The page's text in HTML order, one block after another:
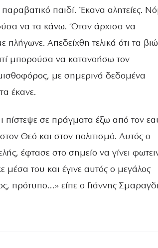
παιδί. Έκανα αλητείες.
να τα κάνω. Όταν άρχισα να
Απεδείχθη τελικά ότι τα
μπορούσα να κατανοήσω τον
με σημερινά δεδομένα
έκανε.
σε πράγματα έξω από τον
Θεό και στον πολιτισμό. Αυτός ο
έφτασε στο σημείο να γίνει
του και έγινε αυτός ο μεγάλος
πρότυπο…» είπε ο Γιάννης